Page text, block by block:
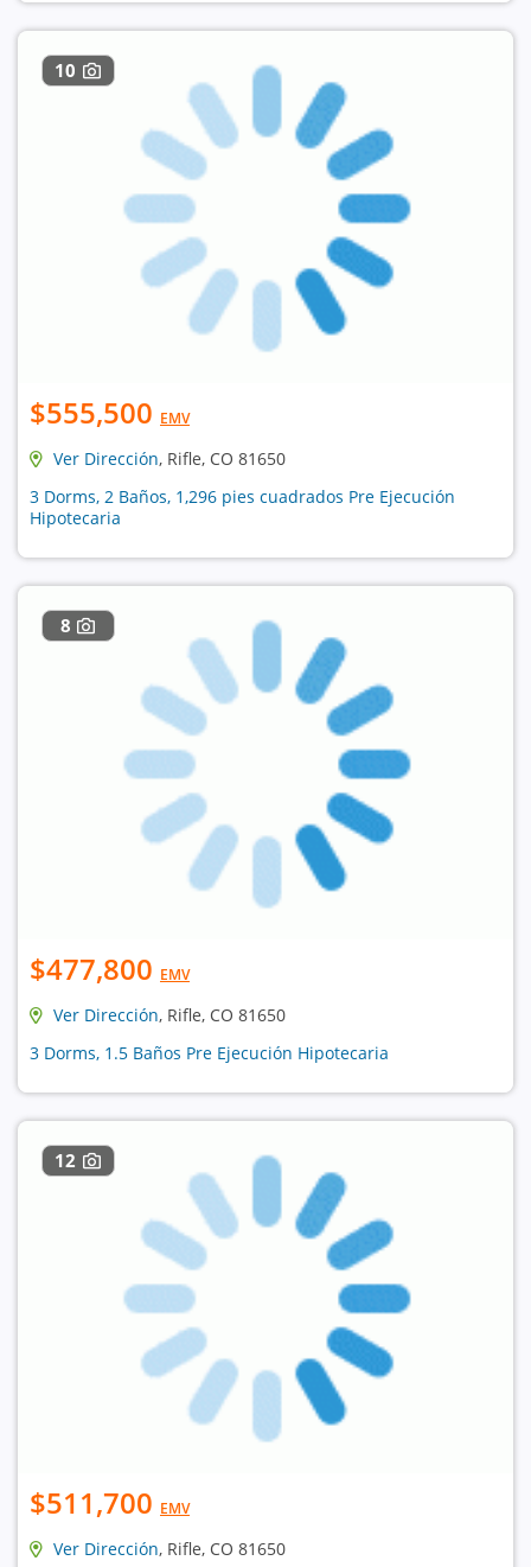
10
$555,500 EMV
Ver Dirección, Rifle, CO 81650
3 Dorms, 2 Baños, 1,296 pies cuadrados Pre Ejecución
Hipotecaria
8
$477,800 EMV
Ver Dirección, Rifle, CO 81650
3 Dorms, 1.5 Baños Pre Ejecución Hipotecaria
12
$511,700 EMV
Ver Dirección, Rifle, CO 81650